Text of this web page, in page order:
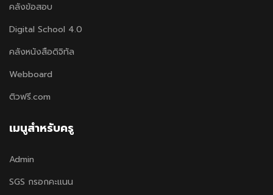
คลังข้อสอบ
Digital School 4.0
คลังหนังสือดิจิทัล
Webboard
ติวฟรี.com
เมนูสำหรับครู
Admin
SGS กรอกคะแนน